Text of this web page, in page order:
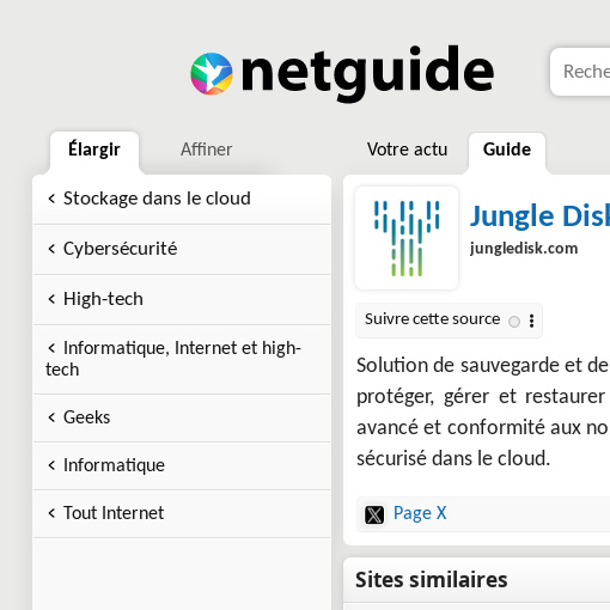
Élargir Affiner
Stockage dans le cloud
Cybersécurité
High-tech
Informatique, Internet et high-
tech
Geeks
Informatique
Tout Internet
Votre actu Guide
Jungle
jungledisk.com
Solution de sauvegarde et
protéger, gérer et
avancé et conformité aux
sécurisé dans le cloud.
Page X